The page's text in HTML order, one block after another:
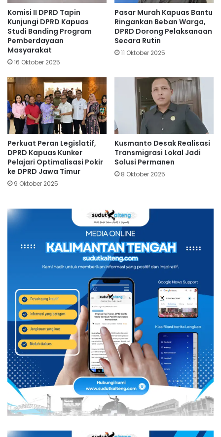
Komisi II DPRD Tapin
Kunjungi DPRD Kapuas
Studi Banding Program
Pemberdayaan
Masyarakat
16 Oktober 2025
Pasar Murah Kapuas Bantu
Ringankan Beban Warga,
DPRD Dorong Pelaksanaan
Secara Rutin
11 Oktober 2025
Perkuat Peran Legislatif,
DPRD Kapuas Kunker
Pelajari Optimalisasi Pokir
ke DPRD Jawa Timur
9 Oktober 2025
Kusmanto Desak Realisasi
Transmigrasi Lokal Jadi
Solusi Permanen
8 Oktober 2025